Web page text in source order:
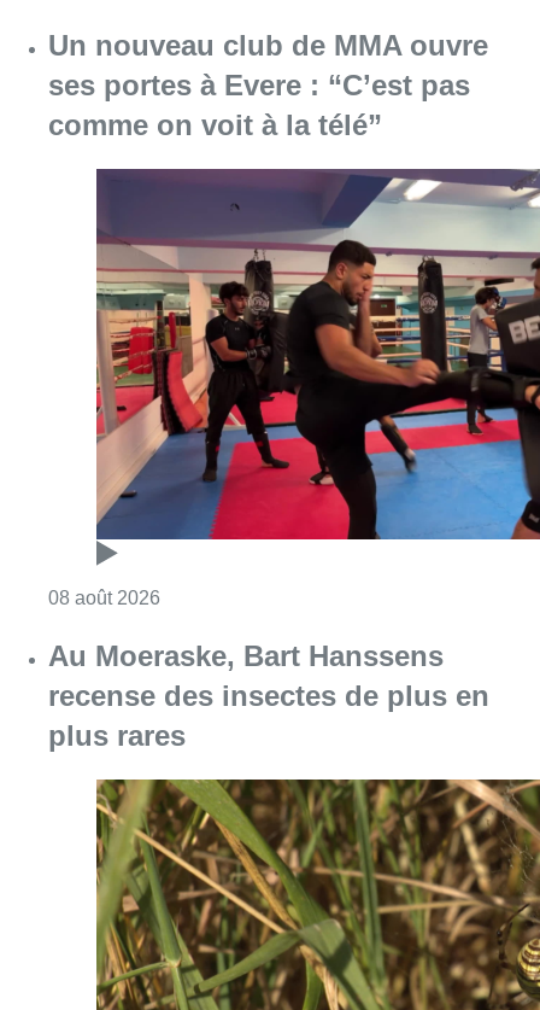
Un nouveau club de MMA ouvre
ses portes à Evere : “C’est pas
comme on voit à la télé”
08 août 2026
Au Moeraske, Bart Hanssens
recense des insectes de plus en
plus rares